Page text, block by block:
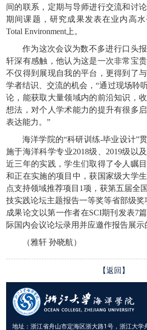
间的联系，定期与导师进行交流和讨
期间课题，研究成果发表在业内高水
Total Environment上。
作为这次会议为数不多进行口头
轩深有感触，他认为这是一次非常宝
不仅得到展现自我的平台，更得到了
学者结识、交流的机会，“通过现场聆
论，能获取大量领域内的前沿知识，
想法，对个人学术能力的提升有很多
表达能力。”
海洋学院的“科研训练-毕业设计”
施于海洋科学专业2018级、2019级以
近三年的实践，学生们取得了令人瞩
和正在实施的项目中，获国家级大学
点支持领域推荐项目1项，获第五届全
技实践论坛主题报告一等奖等省部级
成果论文以第一作者在SCI期刊发表7
际国内会议论坛录用并应邀作报告展示
（雅轩 孙晓航）
【返回】
地址：浙江省舟山市定海区浙大路1号，浙江大学